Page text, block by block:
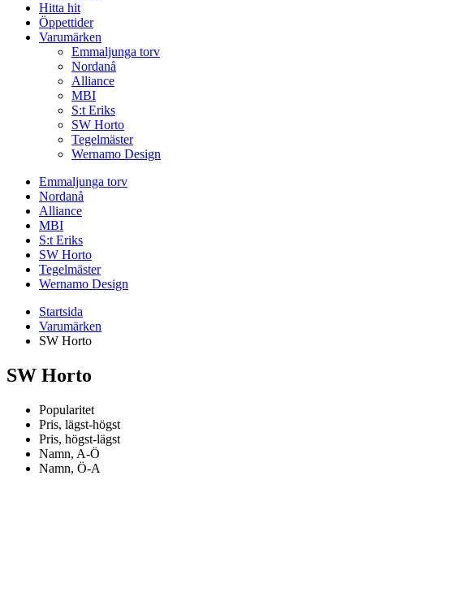
Hitta hit
Öppettider
Varumärken
Emmaljunga torv
Nordanå
Alliance
MBI
S:t Eriks
SW Horto
Tegelmäster
Wernamo Design
Emmaljunga torv
Nordanå
Alliance
MBI
S:t Eriks
SW Horto
Tegelmäster
Wernamo Design
Startsida
Varumärken
SW Horto
SW Horto
Popularitet
Pris, lägst-högst
Pris, högst-lägst
Namn, A-Ö
Namn, Ö-A